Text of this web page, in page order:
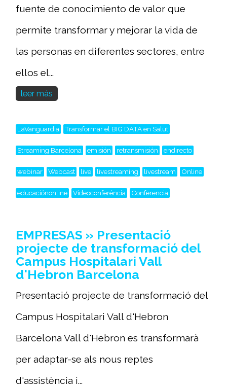
fuente de conocimiento de valor que
permite transformar y mejorar la vida de
las personas en diferentes sectores, entre
ellos el...
leer más
LaVanguardia Transformar el BIG DATA en Salut
Streaming Barcelona emisión retransmisión endirecto
webinar Webcast live livestreaming livestream Online
educaciónonline Videoconferéncia Conferencia
EMPRESAS » Presentació
projecte de transformació del
Campus Hospitalari Vall
d'Hebron Barcelona
Presentació projecte de transformació del
Campus Hospitalari Vall d'Hebron
Barcelona Vall d'Hebron es transformarà
per adaptar-se als nous reptes
d'assistència i...